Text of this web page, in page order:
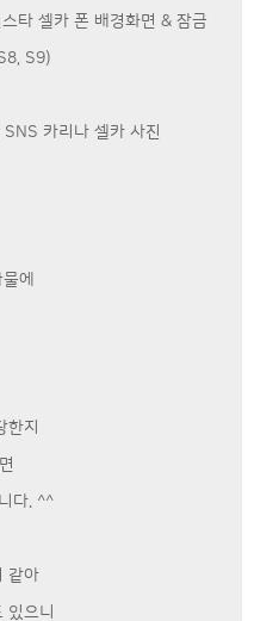
타 셀카 폰 배경화면 & 잠금
S9)
카리나 셀카 사진
에
지
다. ^^
같아
있으니